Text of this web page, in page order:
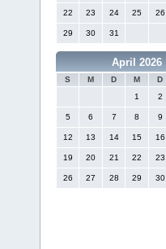
22 23 24 25 26
29 30 31
April 2026
S M D M D
1
2
5 6 7 8 9
12 13 14 15 16
19 20 21 22 23
26 27 28 29 30